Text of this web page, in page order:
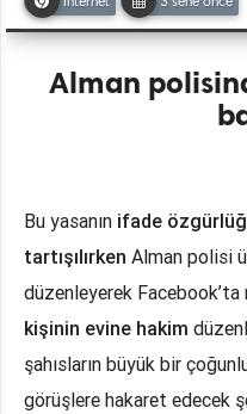
Alman
Bu yasanın ifade
tartışılırken Alman polisi
düzenleyerek
kişinin evine hakim
şahısların büyük bir
görüşlere hakaret edecek